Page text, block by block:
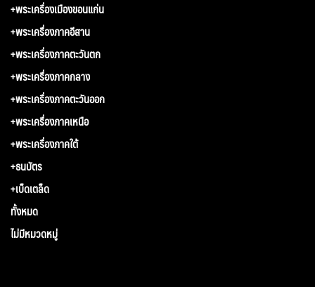
+พระเครื่องเมืองขอนแก่น
+พระเครื่องภาคอีสาน
+พระเครื่องภาคตะวันตก
+พระเครื่องภาคกลาง
+พระเครื่องภาคตะวันออก
+พระเครื่องภาคเหนือ
+พระเครื่องภาคใต้
+ธนบัตร
+เบ็ดเตล็ด
ทั้งหมด
ไม่มีหมวดหมู่